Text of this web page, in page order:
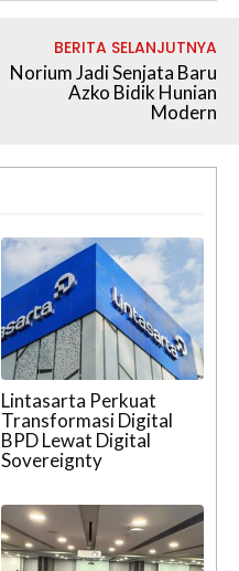
BERITA SELANJUTNYA
Norium Jadi Senjata Baru
Azko Bidik Hunian
Modern
Lintasarta Perkuat
Transformasi Digital
BPD Lewat Digital
Sovereignty